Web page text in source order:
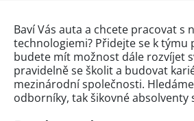
Baví Vás auta a chcete pracovat s
technologiemi? Přidejte se k týmu
budete mít možnost dále rozvíjet
pravidelně se školit a budovat
mezinárodní společnosti.
odborníky, tak šikovné absolventy